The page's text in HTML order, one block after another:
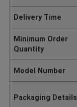
Delivery Time
Minimum Order
Quantity
Model Number
Packaging Details